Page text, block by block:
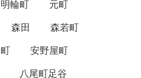
明輪町
元町
森田
森若町
安野屋町
八尾町足谷